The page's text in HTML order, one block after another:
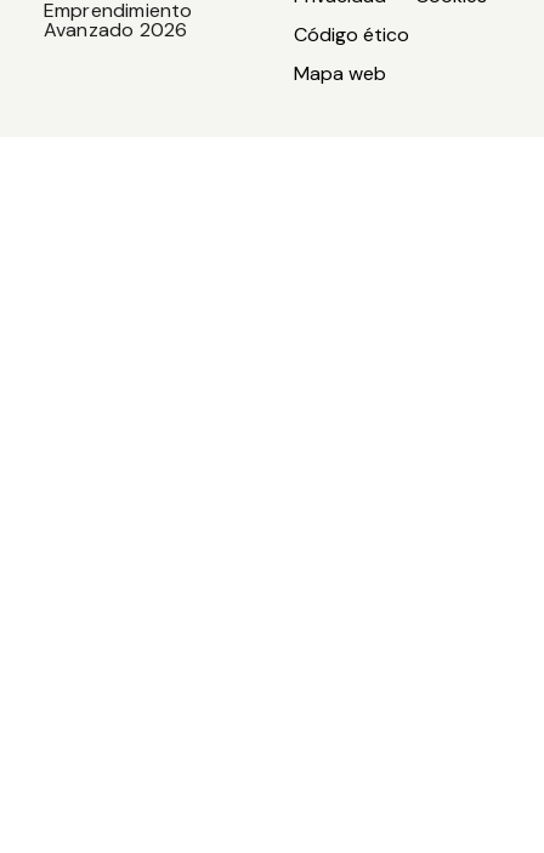
Emprendimiento
Avanzado 2026
Código ético
Mapa web